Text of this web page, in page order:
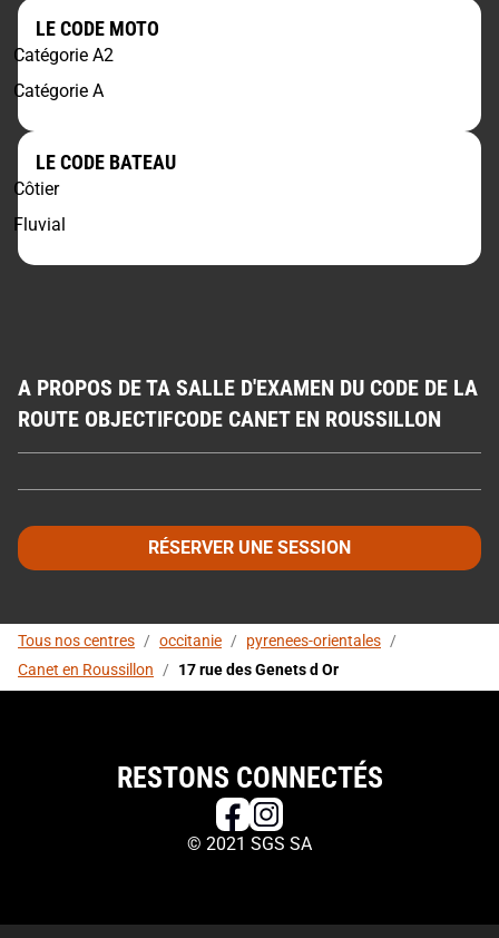
LE CODE MOTO
Catégorie A2
Catégorie A
LE CODE BATEAU
Côtier
Fluvial
A PROPOS DE TA SALLE D'EXAMEN DU CODE DE LA
ROUTE OBJECTIFCODE CANET EN ROUSSILLON
RÉSERVER UNE SESSION
Tous nos centres / occitanie / pyrenees-orientales /
Canet en Roussillon
/ 17 rue des Genets d Or
RESTONS CONNECTÉS
© 2021 SGS SA